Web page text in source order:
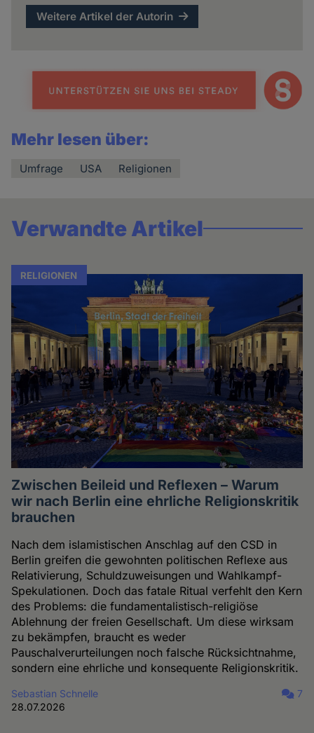
Weitere Artikel der Autorin
Mehr lesen über:
Umfrage USA Religionen
Verwandte Artikel
RELIGIONEN
Zwischen Beileid und Reflexen – Warum
wir nach Berlin eine ehrliche Religionskritik
brauchen
Nach dem islamistischen Anschlag auf den CSD in
Berlin greifen die gewohnten politischen Reflexe aus
Relativierung, Schuldzuweisungen und Wahlkampf-
Spekulationen. Doch das fatale Ritual verfehlt den Kern
des Problems: die fundamentalistisch-religiöse
Ablehnung der freien Gesellschaft. Um diese wirksam
zu bekämpfen, braucht es weder
Pauschalverurteilungen noch falsche Rücksichtnahme,
sondern eine ehrliche und konsequente Religionskritik.
Sebastian Schnelle
28.07.2026
7